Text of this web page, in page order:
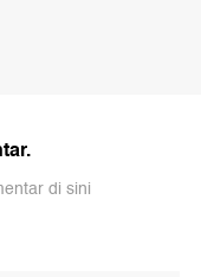
di sini